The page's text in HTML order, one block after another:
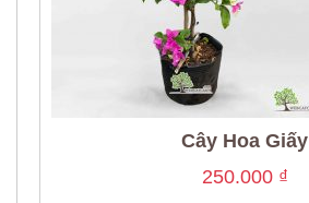
Cây Hoa Giấy
250.000 ₫